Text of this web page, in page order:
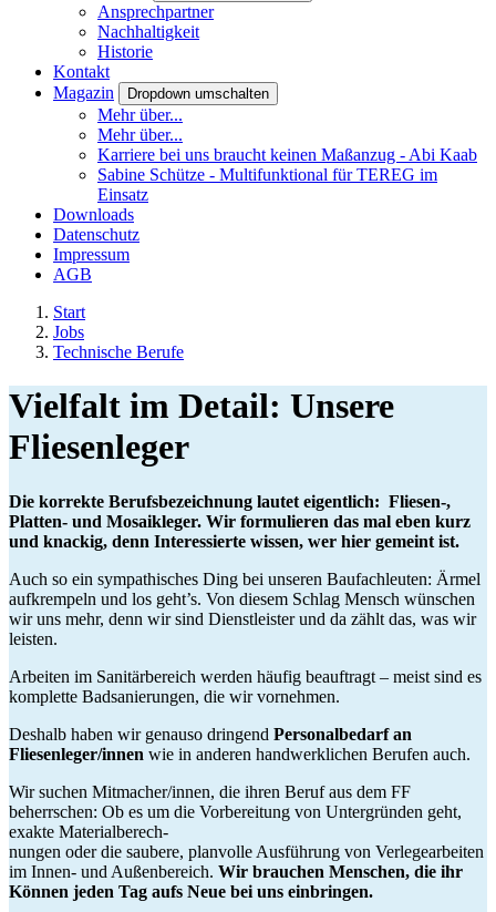
Ansprechpartner
Nachhaltigkeit
Historie
Kontakt
Magazin
Dropdown umschalten
Mehr über...
Mehr über...
Karriere bei uns braucht keinen Maßanzug - Abi Kaab
Sabine Schütze - Multifunktional für TEREG im
Einsatz
Downloads
Datenschutz
Impressum
AGB
Start
Jobs
Technische Berufe
Vielfalt im Detail: Unsere
Fliesenleger
Die korrekte Berufsbezeichnung lautet eigentlich: Fliesen-,
Platten- und Mosaikleger. Wir formulieren das mal eben kurz
und knackig, denn Interessierte wissen, wer hier gemeint ist.
Auch so ein sympathisches Ding bei unseren Baufachleuten: Ärmel
aufkrempeln und los geht’s. Von diesem Schlag Mensch wünschen
wir uns mehr, denn wir sind Dienstleister und da zählt das, was wir
leisten.
Arbeiten im Sanitärbereich werden häufig beauftragt – meist sind es
komplette Badsanierungen, die wir vornehmen.
Deshalb haben wir genauso dringend Personalbedarf an
Fliesenleger/innen wie in anderen handwerklichen Berufen auch.
Wir suchen Mitmacher/innen, die ihren Beruf aus dem FF
beherrschen: Ob es um die Vorbereitung von Untergründen geht,
exakte Materialberech-
nungen oder die saubere, planvolle Ausführung von Verlegearbeiten
im Innen- und Außenbereich. Wir brauchen Menschen, die ihr
Können jeden Tag aufs Neue bei uns einbringen.